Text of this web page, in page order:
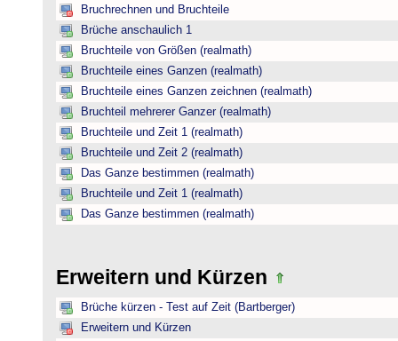
Bruchrechnen und Bruchteile
Brüche anschaulich 1
Bruchteile von Größen (realmath)
Bruchteile eines Ganzen (realmath)
Bruchteile eines Ganzen zeichnen (realmath)
Bruchteil mehrerer Ganzer (realmath)
Bruchteile und Zeit 1 (realmath)
Bruchteile und Zeit 2 (realmath)
Das Ganze bestimmen (realmath)
Bruchteile und Zeit 1 (realmath)
Das Ganze bestimmen (realmath)
Erweitern und Kürzen
Brüche kürzen - Test auf Zeit (Bartberger)
Erweitern und Kürzen